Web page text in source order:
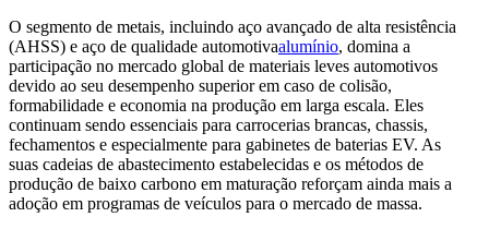
O segmento de metais, incluindo aço avançado de alta resistência
(AHSS) e aço de qualidade automotivaalumínio, domina a
participação no mercado global de materiais leves automotivos
devido ao seu desempenho superior em caso de colisão,
formabilidade e economia na produção em larga escala. Eles
continuam sendo essenciais para carrocerias brancas, chassis,
fechamentos e especialmente para gabinetes de baterias EV. As
suas cadeias de abastecimento estabelecidas e os métodos de
produção de baixo carbono em maturação reforçam ainda mais a
adoção em programas de veículos para o mercado de massa.